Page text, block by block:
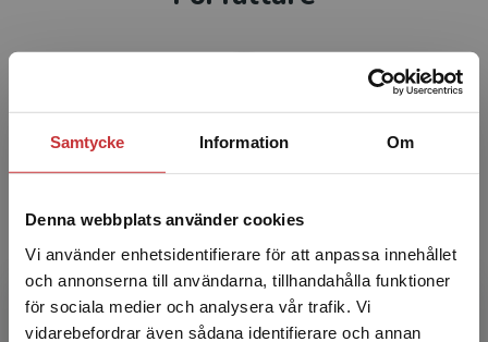
Samtycke Information Om
Denna webbplats använder cookies
Vi använder enhetsidentifierare för att anpassa innehållet
och annonserna till användarna, tillhandahålla funktioner
för sociala medier och analysera vår trafik. Vi
vidarebefordrar även sådana identifierare och annan
Begränsad fraktregion
av undervisning på gymnasiet i biologi,
mikrobiologi, bioteknik och toxikologi.